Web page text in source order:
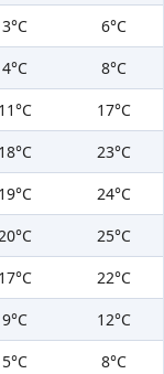
3°C
6°C
4°C
8°C
11°C
17°C
18°C
23°C
19°C
24°C
25°C
17°C
22°C
9°C
12°C
5°C
8°C